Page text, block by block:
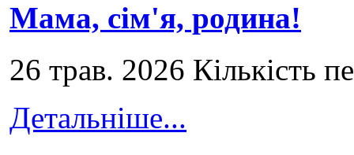
Мама, сім'я, родина!
26 трав. 2026 Кількість
Детальніше...